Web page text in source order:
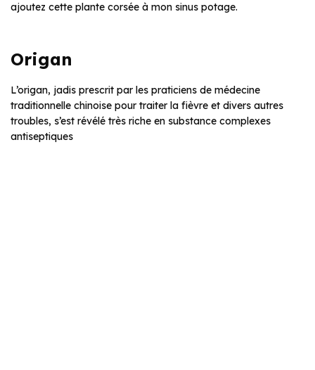
ajoutez cette plante corsée à mon sinus potage.
Origan
L’origan, jadis prescrit par les praticiens de médecine
traditionnelle chinoise pour traiter la fièvre et divers autres
troubles, s’est révélé très riche en substance complexes
antiseptiques